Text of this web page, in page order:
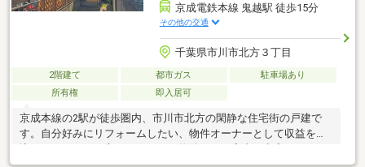
京成電鉄本線 鬼越駅 徒歩15分
その他の交通
千葉県市川市北方３丁目
2階建て 都市ガス
駐車場あり
所有権
即入居可
京成本線の2駅が徒歩圏内、市川市北方の閑静な住宅街の戸建で
す。自分好みにリフォームしたい、物件オーナーとして収益を見
込みたい、という方におすすめの物件です。室内は空家のためす
ぐにご案内が可能です。